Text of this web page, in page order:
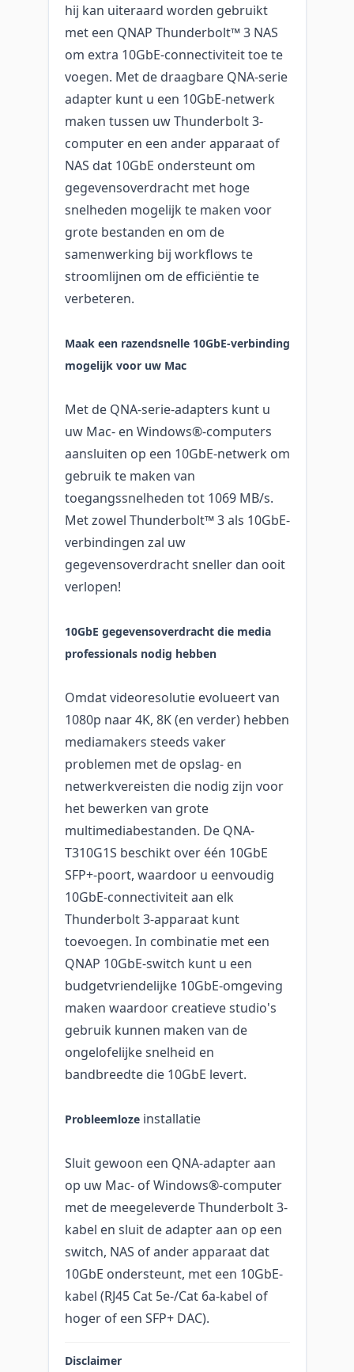
hij kan uiteraard worden gebruikt
met een QNAP Thunderbolt™ 3 NAS
om extra 10GbE-connectiviteit toe te
voegen. Met de draagbare QNA-serie
adapter kunt u een 10GbE-netwerk
maken tussen uw Thunderbolt 3-
computer en een ander apparaat of
NAS dat 10GbE ondersteunt om
gegevensoverdracht met hoge
snelheden mogelijk te maken voor
grote bestanden en om de
samenwerking bij workflows te
stroomlijnen om de efficiëntie te
verbeteren.
Maak een razendsnelle 10GbE-verbinding
mogelijk voor uw Mac
Met de QNA-serie-adapters kunt u
uw Mac- en Windows®-computers
aansluiten op een 10GbE-netwerk om
gebruik te maken van
toegangssnelheden tot 1069 MB/s.
Met zowel Thunderbolt™ 3 als 10GbE-
verbindingen zal uw
gegevensoverdracht sneller dan ooit
verlopen!
10GbE gegevensoverdracht die media
professionals nodig hebben
Omdat videoresolutie evolueert van
1080p naar 4K, 8K (en verder) hebben
mediamakers steeds vaker
problemen met de opslag- en
netwerkvereisten die nodig zijn voor
het bewerken van grote
multimediabestanden. De QNA-
T310G1S beschikt over één 10GbE
SFP+-poort, waardoor u eenvoudig
10GbE-connectiviteit aan elk
Thunderbolt 3-apparaat kunt
toevoegen. In combinatie met een
QNAP 10GbE-switch kunt u een
budgetvriendelijke 10GbE-omgeving
maken waardoor creatieve studio's
gebruik kunnen maken van de
ongelofelijke snelheid en
bandbreedte die 10GbE levert.
Probleemloze installatie
Sluit gewoon een QNA-adapter aan
op uw Mac- of Windows®-computer
met de meegeleverde Thunderbolt 3-
kabel en sluit de adapter aan op een
switch, NAS of ander apparaat dat
10GbE ondersteunt, met een 10GbE-
kabel (RJ45 Cat 5e-/Cat 6a-kabel of
hoger of een SFP+ DAC).
Disclaimer